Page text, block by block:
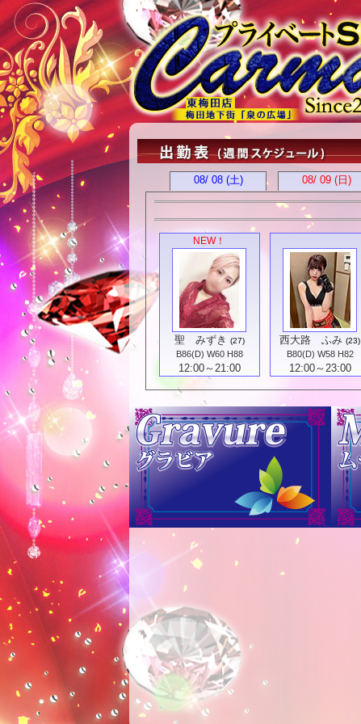
08/ 08 (土) 08/ 09 (日)
NEW！
聖 みずき (27)
B86(D) W60 H88
12:00～21:00
西大路 ふみ (23)
B80(D) W58 H82
12:00～23:00